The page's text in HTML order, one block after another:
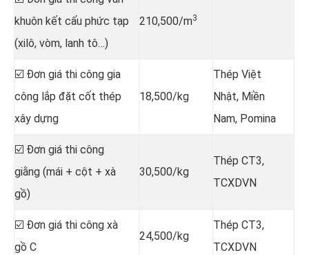
khuôn kết cấu phức tạp
(xilô, vòm, lanh tô…)
210,500/m3
☑️ Đơn giá thi công gia
công lắp đặt cốt thép
xây dựng
18,500/kg
Thép Việt
Nhật, Miền
Nam, Pomina
☑️ Đơn giá thi công
giằng (mái + cột + xà
gồ)
30,500/kg
Thép CT3,
TCXDVN
☑️ Đơn giá thi công xà
gồ C
24,500/kg
Thép CT3,
TCXDVN